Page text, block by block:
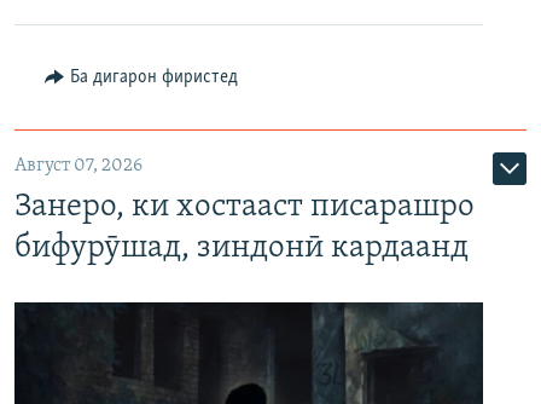
Ба дигарон фиристед
Август 07, 2026
Занеро, ки хостааст писарашро
бифурӯшад, зиндонӣ кардаанд